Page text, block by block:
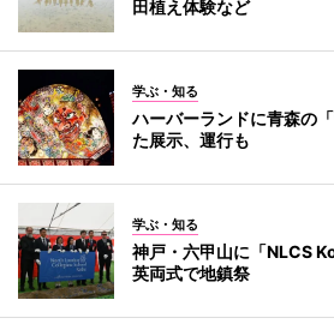
田植え体験など
学ぶ・知る
ハーバーランドに青森の
た展示、運行も
学ぶ・知る
神戸・六甲山に「NLCS
英両式で地鎮祭